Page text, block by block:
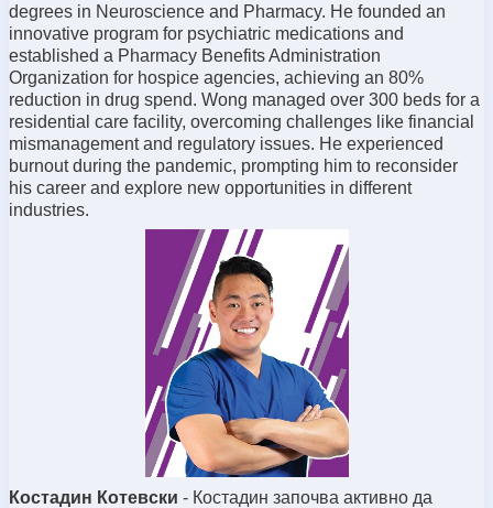
degrees in Neuroscience and Pharmacy. He founded an
innovative program for psychiatric medications and
established a Pharmacy Benefits Administration
Organization for hospice agencies, achieving an 80%
reduction in drug spend. Wong managed over 300 beds for a
residential care facility, overcoming challenges like financial
mismanagement and regulatory issues. He experienced
burnout during the pandemic, prompting him to reconsider
his career and explore new opportunities in different
industries.
Костадин Котевски - Костадин започва активно да